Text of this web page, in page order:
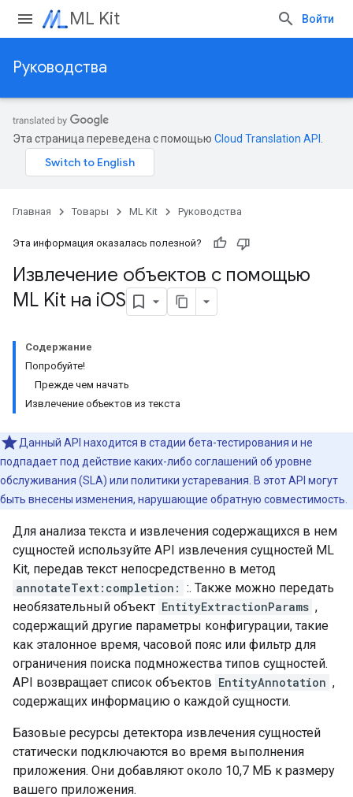
ML Kit Войти
Руководства
Эта страница переведена с помощью Cloud Translation API
Главная Товары ML Kit Руководства
Эта информация оказалась полезной?
Извлечение объектов с помощью
ML Kit на iOS
Содержание
Попробуйте!
Прежде чем начать
Извлечение объектов из текста
Данный API находится в стадии бета-тестирования и не
подпадает под действие каких-либо соглашений об уровне
обслуживания (SLA) или политики устаревания. В этот API могут
быть внесены изменения, нарушающие обратную совместимость.
Для анализа текста и извлечения содержащихся в нем
сущностей используйте API извлечения сущностей ML
Kit, передав текст непосредственно в метод
annotateText:completion: :. Также можно передать
необязательный объект EntityExtractionParams ,
содержащий другие параметры конфигурации, такие
как эталонное время, часовой пояс или фильтр для
ограничения поиска подмножества типов сущностей.
API возвращает список объектов EntityAnnotation ,
содержащих информацию о каждой сущности.
Базовые ресурсы детектора извлечения сущностей
статически подключаются во время выполнения
приложения. Они добавляют около 10,7 МБ к размеру
вашего приложения.